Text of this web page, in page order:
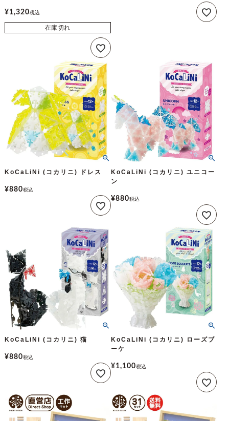
¥1,320税込
在庫切れ
KoCaLiNi (コカリニ) ドレス
¥880税込
KoCaLiNi (コカリニ) ユニコー
ン
¥880税込
KoCaLiNi (コカリニ) 猫
¥880税込
KoCaLiNi (コカリニ) ローズブ
ーケ
¥1,100税込